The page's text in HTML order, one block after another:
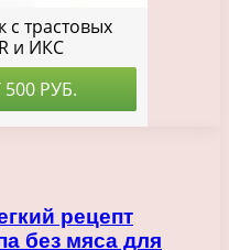
рецепт
без мяса для